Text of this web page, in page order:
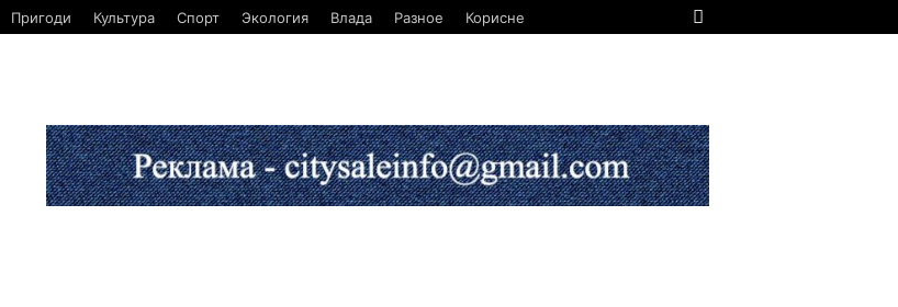
Пригоди Культура Спорт Экология Влада Разное Корисне